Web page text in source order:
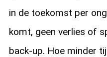
in de toekomst per
komt, geen verlies of
back-up. Hoe minder